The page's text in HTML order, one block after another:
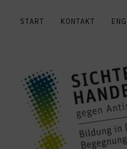
START KONTAKT